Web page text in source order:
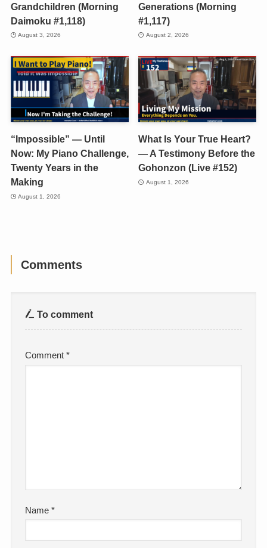
Grandchildren (Morning
Daimoku #1,118)
August 3, 2026
Generations (Morning
#1,117)
August 2, 2026
“Impossible” — Until
Now: My Piano Challenge,
Twenty Years in the
Making
August 1, 2026
What Is Your True Heart?
— A Testimony Before the
Gohonzon (Live #152)
August 1, 2026
Comments
To comment
Comment*
Name*